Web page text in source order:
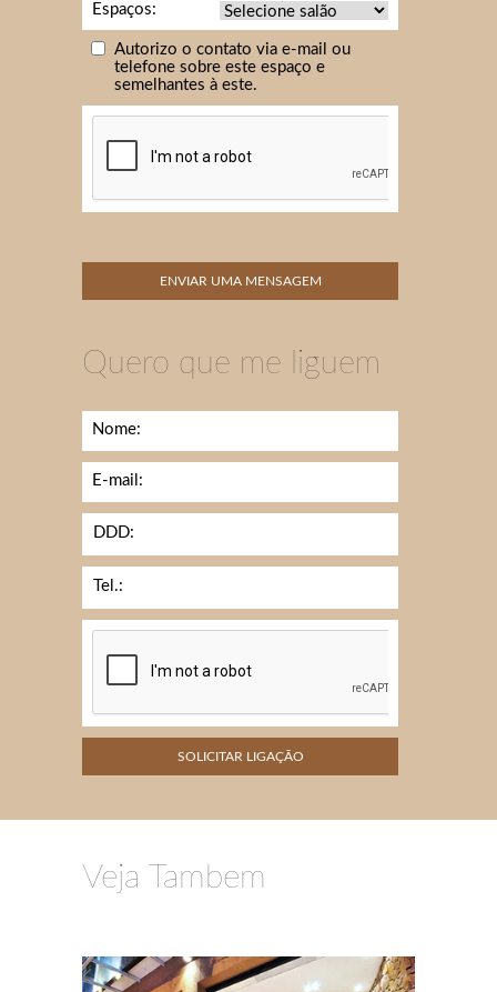
Espaços:
Autorizo o contato via e-mail ou
telefone sobre este espaço e
semelhantes à este.
Quero que me liguem
Nome:
E-mail:
DDD:
Tel.:
Veja Tambem